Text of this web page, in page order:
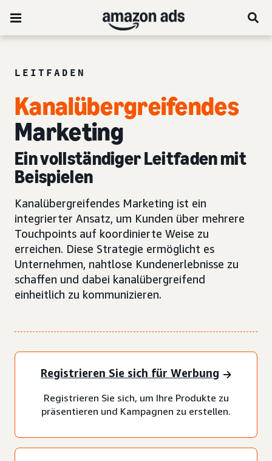
LEITFADEN
Kanalübergreifendes
Marketing
Ein vollständiger Leitfaden mit
Beispielen
Kanalübergreifendes Marketing ist ein
integrierter Ansatz, um Kunden über mehrere
Touchpoints auf koordinierte Weise zu
erreichen. Diese Strategie ermöglicht es
Unternehmen, nahtlose Kundenerlebnisse zu
schaffen und dabei kanalübergreifend
einheitlich zu kommunizieren.
Registrieren Sie sich für Werbung
Registrieren Sie sich, um Ihre Produkte zu
präsentieren und Kampagnen zu erstellen.